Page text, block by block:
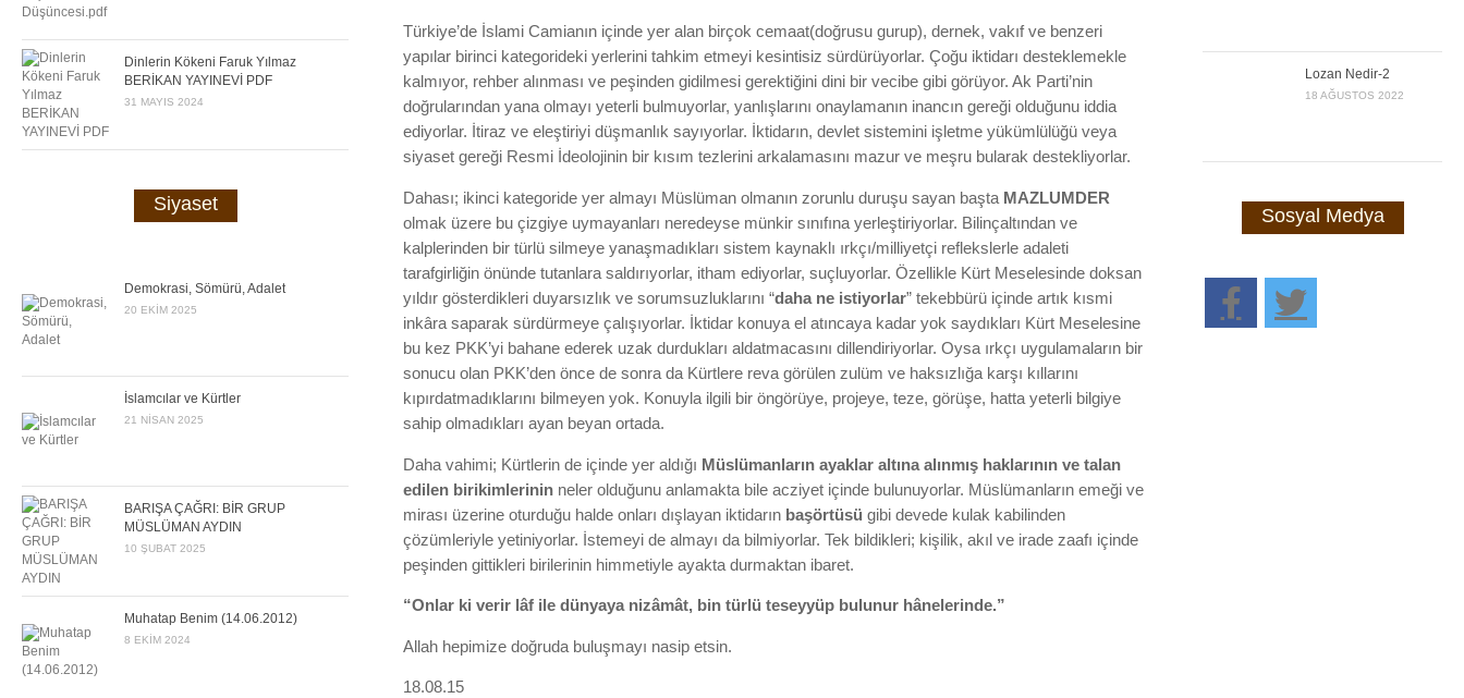
Türkiye’de İslami Camianın içinde yer alan birçok cemaat(doğrusu gurup), dernek, vakıf ve benzeri
yapılar birinci kategorideki yerlerini tahkim etmeyi kesintisiz sürdürüyorlar. Çoğu iktidarı desteklemekle
kalmıyor, rehber alınması ve peşinden gidilmesi gerektiğini dini bir vecibe gibi görüyor. Ak Parti’nin
doğrularından yana olmayı yeterli bulmuyorlar, yanlışlarını onaylamanın inancın gereği olduğunu iddia
ediyorlar. İtiraz ve eleştiriyi düşmanlık sayıyorlar. İktidarın, devlet sistemini işletme yükümlülüğü veya
siyaset gereği Resmi İdeolojinin bir kısım tezlerini arkalamasını mazur ve meşru bularak destekliyorlar.
Dahası; ikinci kategoride yer almayı Müslüman olmanın zorunlu duruşu sayan başta MAZLUMDER
olmak üzere bu çizgiye uymayanları neredeyse münkir sınıfına yerleştiriyorlar. Bilinçaltından ve
kalplerinden bir türlü silmeye yanaşmadıkları sistem kaynaklı ırkçı/milliyetçi reflekslerle adaleti
tarafgirliğin önünde tutanlara saldırıyorlar, itham ediyorlar, suçluyorlar. Özellikle Kürt Meselesinde doksan
yıldır gösterdikleri duyarsızlık ve sorumsuzluklarını “daha ne istiyorlar” tekebbürü içinde artık kısmi
inkâra saparak sürdürmeye çalışıyorlar. İktidar konuya el atıncaya kadar yok saydıkları Kürt Meselesine
bu kez PKK’yi bahane ederek uzak durdukları aldatmacasını dillendiriyorlar. Oysa ırkçı uygulamaların bir
sonucu olan PKK’den önce de sonra da Kürtlere reva görülen zulüm ve haksızlığa karşı kıllarını
kıpırdatmadıklarını bilmeyen yok. Konuyla ilgili bir öngörüye, projeye, teze, görüşe, hatta yeterli bilgiye
sahip olmadıkları ayan beyan ortada.
Daha vahimi; Kürtlerin de içinde yer aldığı Müslümanların ayaklar altına alınmış haklarının ve talan
edilen birikimlerinin neler olduğunu anlamakta bile acziyet içinde bulunuyorlar. Müslümanların emeği ve
mirası üzerine oturduğu halde onları dışlayan iktidarın başörtüsü gibi devede kulak kabilinden
çözümleriyle yetiniyorlar. İstemeyi de almayı da bilmiyorlar. Tek bildikleri; kişilik, akıl ve irade zaafı içinde
peşinden gittikleri birilerinin himmetiyle ayakta durmaktan ibaret.
“Onlar ki verir lâf ile dünyaya nizâmât, bin türlü teseyyüp bulunur hânelerinde.”
Allah hepimize doğruda buluşmayı nasip etsin.
18.08.15
Dinlerin Kökeni Faruk Yılmaz
BERİKAN YAYINEVİ PDF
31 MAYIS 2024
Siyaset
Demokrasi, Sömürü, Adalet
20 EKIM 2025
İslamcılar ve Kürtler
21 NISAN 2025
BARIŞA ÇAĞRI: BİR GRUP
MÜSLÜMAN AYDIN
10 ŞUBAT 2025
Muhatap Benim (14.06.2012)
8 EKIM 2024
Lozan Nedir-2
18 AĞUSTOS 2022
Sosyal Medya